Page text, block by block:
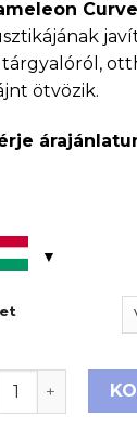
tárgyalóról,
ötvözik.
Curve